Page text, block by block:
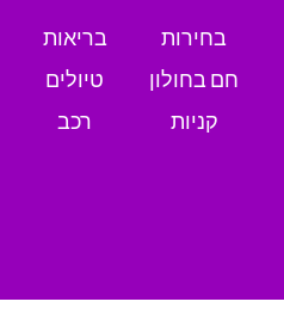
בחירות בריאות
חם בחולון טיולים
קניות רכב